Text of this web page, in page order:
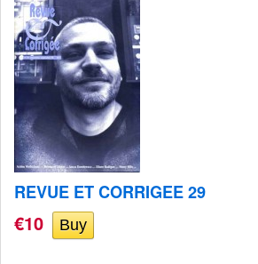
REVUE ET CORRIGEE 29
€10